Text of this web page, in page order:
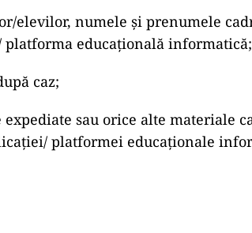
elevilor, numele și prenumele
educațională informatică;
caz;
sau orice alte materiale
platformei educaționale